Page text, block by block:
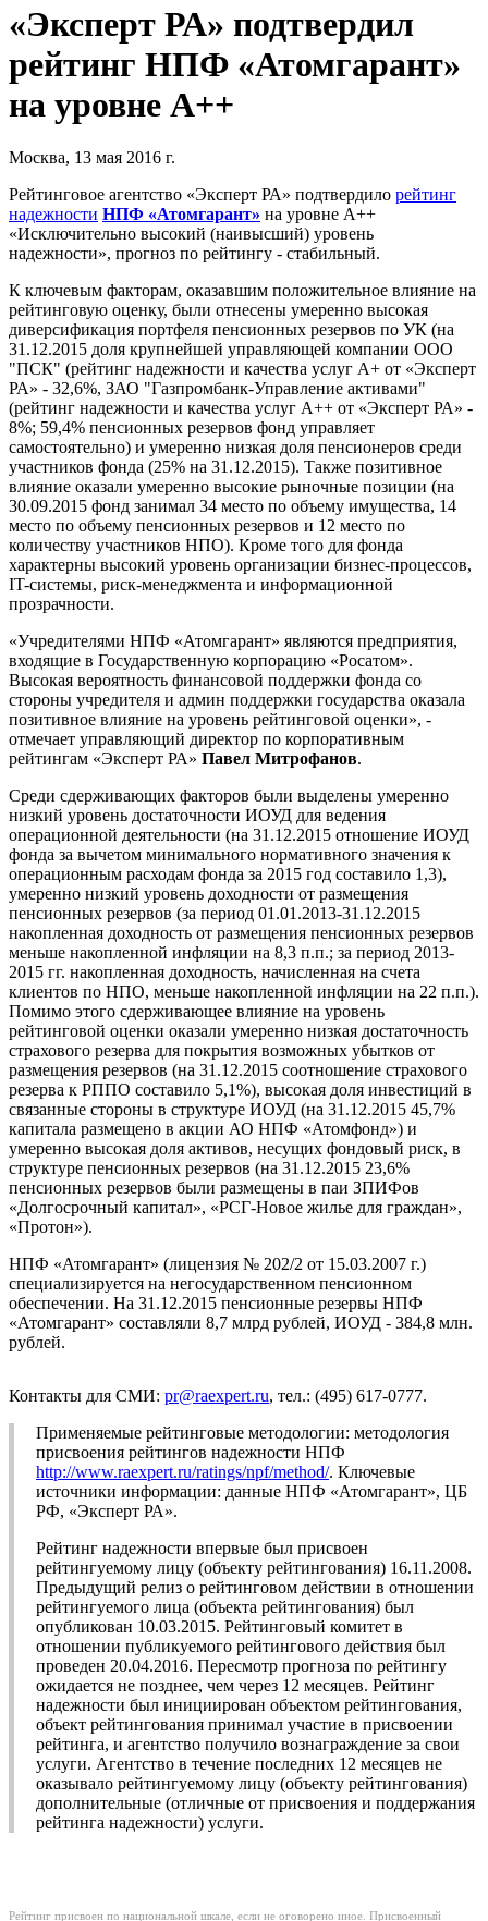
«Эксперт РА» подтвердил
рейтинг НПФ «Атомгарант»
на уровне А++
Москва, 13 мая 2016 г.
Рейтинговое агентство «Эксперт РА» подтвердило рейтинг
надежности НПФ «Атомгарант» на уровне А++
«Исключительно высокий (наивысший) уровень
надежности», прогноз по рейтингу - стабильный.
К ключевым факторам, оказавшим положительное влияние на
рейтинговую оценку, были отнесены умеренно высокая
диверсификация портфеля пенсионных резервов по УК (на
31.12.2015 доля крупнейшей управляющей компании ООО
"ПСК" (рейтинг надежности и качества услуг А+ от «Эксперт
РА» - 32,6%, ЗАО "Газпромбанк-Управление активами"
(рейтинг надежности и качества услуг А++ от «Эксперт РА» -
8%; 59,4% пенсионных резервов фонд управляет
самостоятельно) и умеренно низкая доля пенсионеров среди
участников фонда (25% на 31.12.2015). Также позитивное
влияние оказали умеренно высокие рыночные позиции (на
30.09.2015 фонд занимал 34 место по объему имущества, 14
место по объему пенсионных резервов и 12 место по
количеству участников НПО). Кроме того для фонда
характерны высокий уровень организации бизнес-процессов,
IT-системы, риск-менеджмента и информационной
прозрачности.
«Учредителями НПФ «Атомгарант» являются предприятия,
входящие в Государственную корпорацию «Росатом».
Высокая вероятность финансовой поддержки фонда со
стороны учредителя и админ поддержки государства оказала
позитивное влияние на уровень рейтинговой оценки», -
отмечает управляющий директор по корпоративным
рейтингам «Эксперт РА» Павел Митрофанов.
Среди сдерживающих факторов были выделены умеренно
низкий уровень достаточности ИОУД для ведения
операционной деятельности (на 31.12.2015 отношение ИОУД
фонда за вычетом минимального нормативного значения к
операционным расходам фонда за 2015 год составило 1,3),
умеренно низкий уровень доходности от размещения
пенсионных резервов (за период 01.01.2013-31.12.2015
накопленная доходность от размещения пенсионных резервов
меньше накопленной инфляции на 8,3 п.п.; за период 2013-
2015 гг. накопленная доходность, начисленная на счета
клиентов по НПО, меньше накопленной инфляции на 22 п.п.).
Помимо этого сдерживающее влияние на уровень
рейтинговой оценки оказали умеренно низкая достаточность
страхового резерва для покрытия возможных убытков от
размещения резервов (на 31.12.2015 соотношение страхового
резерва к РППО составило 5,1%), высокая доля инвестиций в
связанные стороны в структуре ИОУД (на 31.12.2015 45,7%
капитала размещено в акции АО НПФ «Атомфонд») и
умеренно высокая доля активов, несущих фондовый риск, в
структуре пенсионных резервов (на 31.12.2015 23,6%
пенсионных резервов были размещены в паи ЗПИФов
«Долгосрочный капитал», «РСГ-Новое жилье для граждан»,
«Протон»).
НПФ «Атомгарант» (лицензия № 202/2 от 15.03.2007 г.)
специализируется на негосударственном пенсионном
обеспечении. На 31.12.2015 пенсионные резервы НПФ
«Атомгарант» составляли 8,7 млрд рублей, ИОУД - 384,8 млн.
рублей.
Контакты для СМИ: pr@raexpert.ru, тел.: (495) 617-0777.
Применяемые рейтинговые методологии: методология
присвоения рейтингов надежности НПФ
http://www.raexpert.ru/ratings/npf/method/. Ключевые
источники информации: данные НПФ «Атомгарант», ЦБ
РФ, «Эксперт РА».
Рейтинг надежности впервые был присвоен
рейтингуемому лицу (объекту рейтингования) 16.11.2008.
Предыдущий релиз о рейтинговом действии в отношении
рейтингуемого лица (объекта рейтингования) был
опубликован 10.03.2015. Рейтинговый комитет в
отношении публикуемого рейтингового действия был
проведен 20.04.2016. Пересмотр прогноза по рейтингу
ожидается не позднее, чем через 12 месяцев. Рейтинг
надежности был инициирован объектом рейтингования,
объект рейтингования принимал участие в присвоении
рейтинга, и агентство получило вознаграждение за свои
услуги. Агентство в течение последних 12 месяцев не
оказывало рейтингуемому лицу (объекту рейтингования)
дополнительные (отличные от присвоения и поддержания
рейтинга надежности) услуги.
Рейтинг присвоен по национальной шкале, если не оговорено иное. Присвоенный